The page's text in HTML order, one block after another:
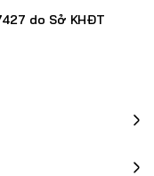
do Sở KHĐT